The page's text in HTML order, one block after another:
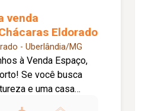
venda
Eldorado
- Uberlândia/MG
Venda Espaço,
busca
e uma casa